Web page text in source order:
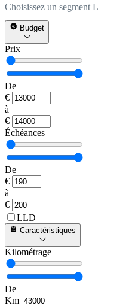
Choisissez un segment L
Budget
Prix
De
€
à
€
Échéances
De
€
à
€
LLD
Caractéristiques
Kilométrage
De
Km